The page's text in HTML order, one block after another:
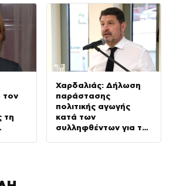
τον
τη
Χαρδαλιάς: Δήλωση
παράστασης
πολιτικής αγωγής
κατά των
συλληφθέντων για τη